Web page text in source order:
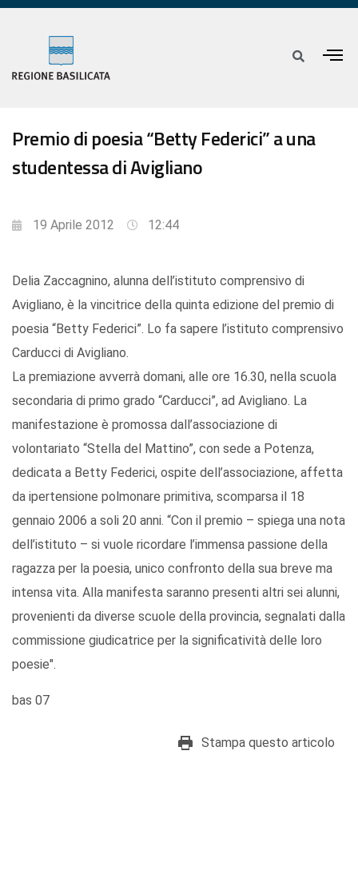
Premio di poesia “Betty Federici” a una
studentessa di Avigliano
19 Aprile 2012 12:44
Delia Zaccagnino, alunna dell’istituto comprensivo di
Avigliano, è la vincitrice della quinta edizione del premio di
poesia “Betty Federici”. Lo fa sapere l’istituto comprensivo
Carducci di Avigliano.
La premiazione avverrà domani, alle ore 16.30, nella scuola
secondaria di primo grado “Carducci”, ad Avigliano. La
manifestazione è promossa dall’associazione di
volontariato “Stella del Mattino”, con sede a Potenza,
dedicata a Betty Federici, ospite dell’associazione, affetta
da ipertensione polmonare primitiva, scomparsa il 18
gennaio 2006 a soli 20 anni. “Con il premio – spiega una nota
dell’istituto – si vuole ricordare l’immensa passione della
ragazza per la poesia, unico confronto della sua breve ma
intensa vita. Alla manifesta saranno presenti altri sei alunni,
provenienti da diverse scuole della provincia, segnalati dalla
commissione giudicatrice per la significatività delle loro
poesie".
bas 07
Stampa questo articolo